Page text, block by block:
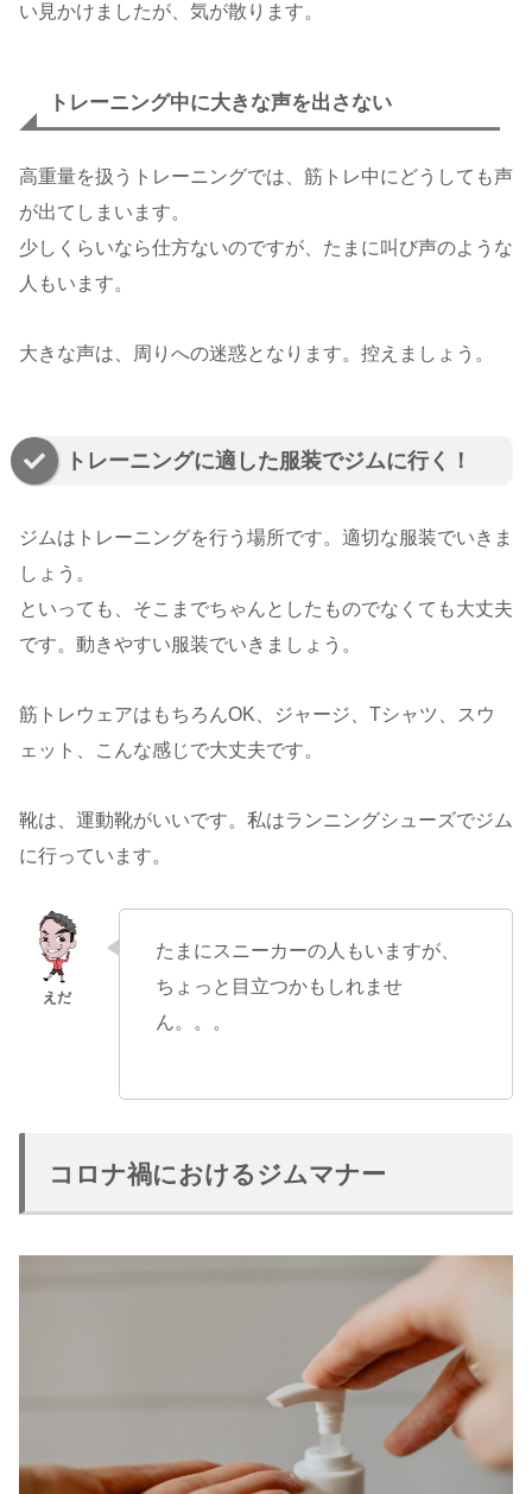
い見かけましたが、気が散ります。
トレーニング中に大きな声を出さない
高重量を扱うトレーニングでは、筋トレ中にどうしても声
が出てしまいます。
少しくらいなら仕方ないのですが、たまに叫び声のような
人もいます。
大きな声は、周りへの迷惑となります。控えましょう。
トレーニングに適した服装でジムに行く！
ジムはトレーニングを行う場所です。適切な服装でいきま
しょう。
といっても、そこまでちゃんとしたものでなくても大丈夫
です。動きやすい服装でいきましょう。
筋トレウェアはもちろんOK、ジャージ、Tシャツ、スウ
ェット、こんな感じで大丈夫です。
靴は、運動靴がいいです。私はランニングシューズでジム
に行っています。
たまにスニーカーの人もいますが、
ちょっと目立つかもしれませ
ん。。。
コロナ禍におけるジムマナー